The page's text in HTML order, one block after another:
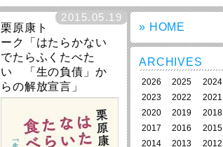
2015.05.19
栗原康ト
ーク「はたらかない
でたらふくたべた
い 「生の負債」か
らの解放宣言」
» HOME
ARCHIVES
2026 2025
2024
2023
2022
2021
2020
2019
2018
2017
2016
2015
2014
2013
2012